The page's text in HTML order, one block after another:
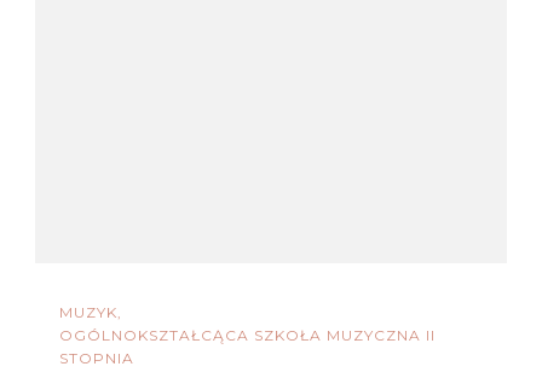
MUZYK
OGÓLNOKSZTAŁCĄCA SZKOŁA MUZYCZNA II
STOPNIA